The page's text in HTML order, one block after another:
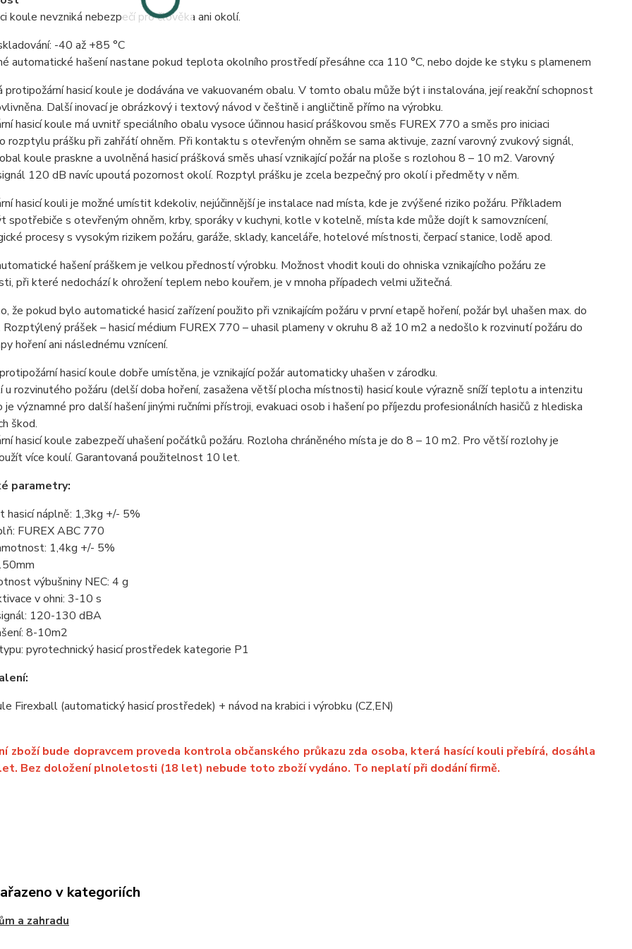
koule nevzniká nebezpečí pro člověka ani okolí.
-40 až +85 °C
automatické hašení nastane pokud teplota okolního prostředí přesáhne cca 110 °C, nebo dojde ke styku s plamenem
protipožární hasicí koule je dodávána ve vakuovaném obalu. V tomto obalu může být i instalována, její reakční schopnost
Další inovací je obrázkový i textový návod v češtině i angličtině přímo na výrobku.
hasicí koule má uvnitř speciálního obalu vysoce účinnou hasicí práškovou směs FUREX 770 a směs pro iniciaci
rozptylu prášku při zahřátí ohněm. Při kontaktu s otevřeným ohněm se sama aktivuje, zazní varovný zvukový signál,
koule praskne a uvolněná hasicí prášková směs uhasí vznikající požár na ploše s rozlohou 8 – 10 m2. Varovný
120 dB navíc upoutá pozornost okolí. Rozptyl prášku je zcela bezpečný pro okolí i předměty v něm.
hasicí kouli je možné umístit kdekoliv, nejúčinnější je instalace nad místa, kde je zvýšené riziko požáru. Příkladem
spotřebiče s otevřeným ohněm, krby, sporáky v kuchyni, kotle v kotelně, místa kde může dojít k samovznícení,
procesy s vysokým rizikem požáru, garáže, sklady, kanceláře, hotelové místnosti, čerpací stanice, lodě apod.
hašení práškem je velkou předností výrobku. Možnost vhodit kouli do ohniska vznikajícího požáru ze
při které nedochází k ohrožení teplem nebo kouřem, je v mnoha případech velmi užitečná.
že pokud bylo automatické hasicí zařízení použito při vznikajícím požáru v první etapě hoření, požár byl uhašen max. do
Rozptýlený prášek – hasicí médium FUREX 770 – uhasil plameny v okruhu 8 až 10 m2 a nedošlo k rozvinutí požáru do
hoření ani následnému vznícení.
hasicí koule dobře umístěna, je vznikající požár automaticky uhašen v zárodku.
u rozvinutého požáru (delší doba hoření, zasažena větší plocha místnosti) hasicí koule výrazně sníží teplotu a intenzitu
je významné pro další hašení jinými ručními přístroji, evakuaci osob i hašení po příjezdu profesionálních hasičů z hlediska
škod.
hasicí koule zabezpečí uhašení počátků požáru. Rozloha chráněného místa je do 8 – 10 m2. Pro větší rozlohy je
více koulí. Garantovaná použitelnost 10 let.
parametry:
hasicí náplně: 1,3kg +/- 5%
FUREX ABC 770
1,4kg +/- 5%
výbušniny NEC: 4 g
v ohni: 3-10 s
120-130 dBA
8-10m2
pyrotechnický hasicí prostředek kategorie P1
Firexball (automatický hasicí prostředek) + návod na krabici i výrobku (CZ,EN)
zboží bude dopravcem proveda kontrola občanského průkazu zda osoba, která hasící kouli přebírá, dosáhla
Bez doložení plnoletosti (18 let) nebude toto zboží vydáno. To neplatí při dodání firmě.
v kategoriích
a zahradu